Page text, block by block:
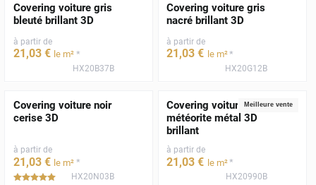
Covering voiture gris
bleuté brillant 3D
à partir de
21 ,03 € le m² *
HX20B37B
Covering voiture gris
nacré brillant 3D
à partir de
21 ,03 € le m²*
HX20G12B
Covering voiture noir
cerise 3D
à partir de
21,03 € le m² *
*****HX20N03B
Meilleure vente
Covering voiture gris
météorite métal 3D
brillant
à partir de
21,03 € le m²*
HX20990B